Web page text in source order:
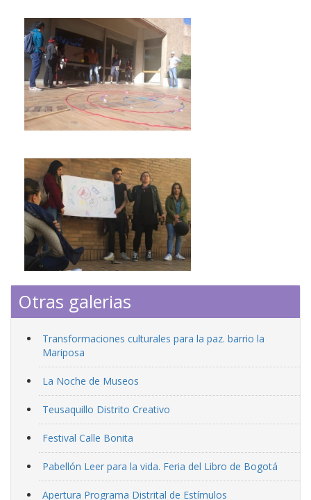
Otras galerias
Transformaciones culturales para la paz. barrio la
Mariposa
La Noche de Museos
Teusaquillo Distrito Creativo
Festival Calle Bonita
Pabellón Leer para la vida. Feria del Libro de Bogotá
Apertura Programa Distrital de Estímulos